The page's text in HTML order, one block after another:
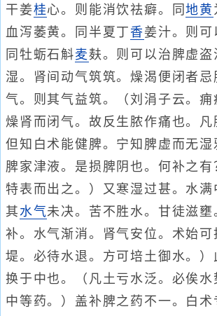
干姜桂心。则能消饮祛癖。同地黄
血泻萎黄。同半夏丁 香姜汁。则可
同牡蛎石斛麦麸。则可以治脾虚盗
湿。肾间动气筑筑。燥渴便闭者忌
气。则其气益筑。（刘涓子云。痈
燥肾而闭气。故反生脓作痛也。凡
但知白术能健脾。宁知脾虚而无
脾家津液。是损脾阴也。何补之
特表而出之。）又寒湿过甚。水满
其 水气未决。苦不胜水。甘徒滋壅
补。水气渐消。肾气安位。术始可
堤。必待水退。方可培土御水。）
换于中也。（凡土亏水泛。必俟水
中等药。）盖补脾之药不一。白术